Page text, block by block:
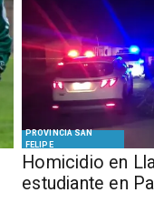
PROVINCIA SAN
FELIPE
Homicidio en
estudiante en